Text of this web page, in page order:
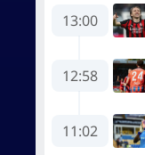
13:00
12:58
11:02